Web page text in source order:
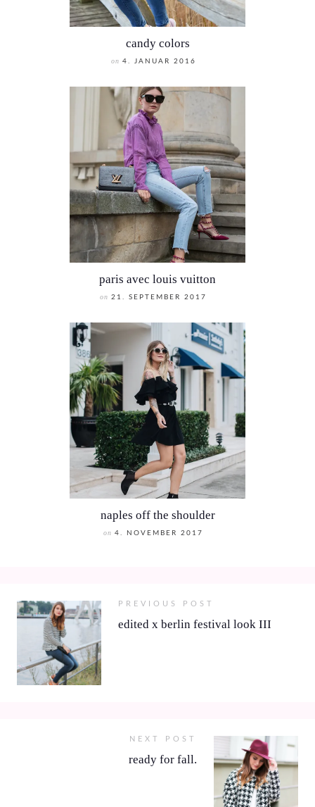
candy colors
on 4. JANUAR 2016
paris avec louis vuitton
on 21. SEPTEMBER 2017
naples off the shoulder
on 4. NOVEMBER 2017
PREVIOUS POST
edited x berlin festival look III
NEXT POST
ready for fall.